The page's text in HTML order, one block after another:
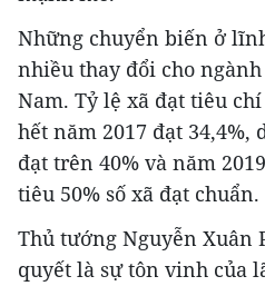
Những chuyển biến ở
nhiều thay đổi cho
Nam. Tỷ lệ xã đạt tiêu
hết năm 2017 đạt
đạt trên 40% và năm
tiêu 50% số xã đạt chuẩn.
Thủ tướng Nguyễn Xuân
quyết là sự tôn vinh của